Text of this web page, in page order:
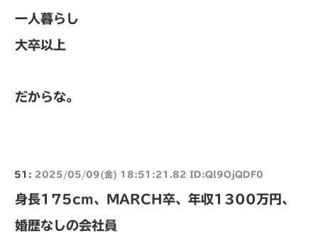
一人暮らし
大卒以上
だからな。
51: 2025/05/09(金) 18:51:21.82 ID:Ql9OjQDF0
身長175cm、MARCH卒、年収1300万円、
婚歴なしの会社員